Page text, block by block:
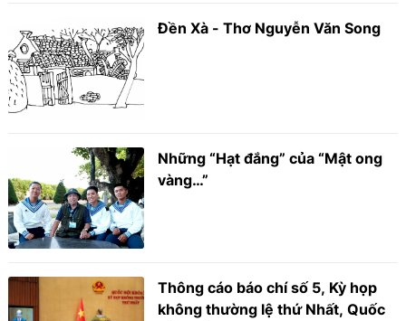
Đền Xà - Thơ Nguyễn Văn Song
Những “Hạt đắng” của “Mật ong
vàng…”
Thông cáo báo chí số 5, Kỳ họp
không thường lệ thứ Nhất, Quốc